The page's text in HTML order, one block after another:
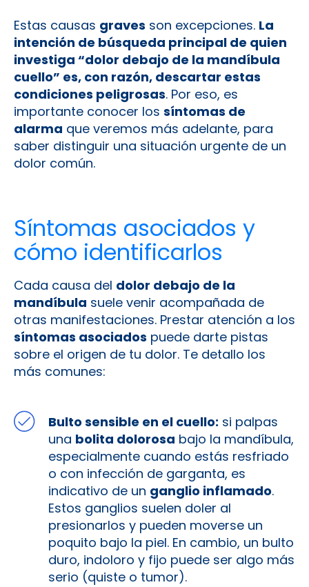
Estas causas graves son excepciones. La
intención de búsqueda principal de quien
investiga “dolor debajo de la mandíbula
cuello” es, con razón, descartar estas
condiciones peligrosas. Por eso, es
importante conocer los síntomas de
alarma que veremos más adelante, para
saber distinguir una situación urgente de un
dolor común.
Síntomas asociados y
cómo identificarlos
Cada causa del dolor debajo de la
mandíbula suele venir acompañada de
otras manifestaciones. Prestar atención a los
síntomas asociados puede darte pistas
sobre el origen de tu dolor. Te detallo los
más comunes:
Bulto sensible en el cuello: si palpas
una bolita dolorosa bajo la mandíbula,
especialmente cuando estás resfriado
o con infección de garganta, es
indicativo de un ganglio inflamado.
Estos ganglios suelen doler al
presionarlos y pueden moverse un
poquito bajo la piel. En cambio, un bulto
duro, indoloro y fijo puede ser algo más
serio (quiste o tumor).